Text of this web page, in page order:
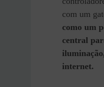
com um
como um
central
internet.